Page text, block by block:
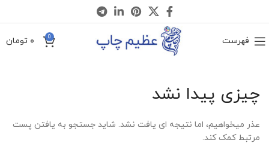
فهرست 0 ۰ تومان
چیزی پیدا نشد
عذر میخواهیم، اما نتیجه ای یافت نشد. شاید جستجو به یافتن پست
مرتبط کمک کند.